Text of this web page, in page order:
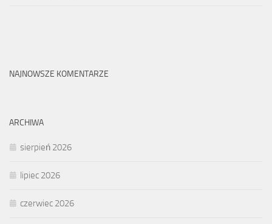
NAJNOWSZE KOMENTARZE
ARCHIWA
sierpień 2026
lipiec 2026
czerwiec 2026